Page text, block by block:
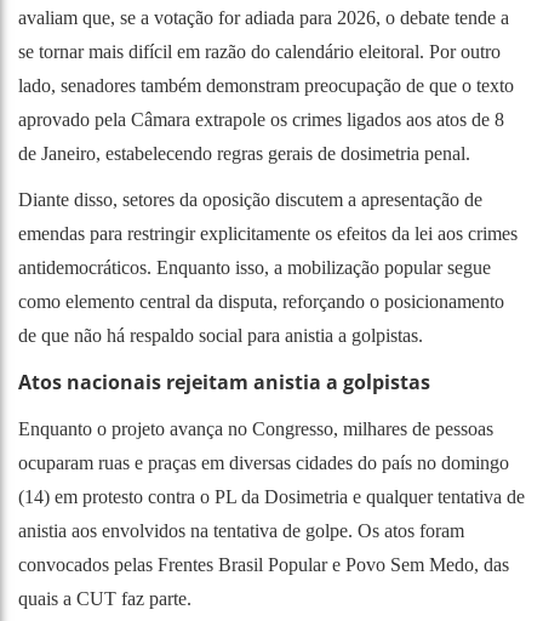
avaliam que, se a votação for adiada para 2026, o debate tende a
se tornar mais difícil em razão do calendário eleitoral. Por outro
lado, senadores também demonstram preocupação de que o texto
aprovado pela Câmara extrapole os crimes ligados aos atos de 8
de Janeiro, estabelecendo regras gerais de dosimetria penal.
Diante disso, setores da oposição discutem a apresentação de
emendas para restringir explicitamente os efeitos da lei aos crimes
antidemocráticos. Enquanto isso, a mobilização popular segue
como elemento central da disputa, reforçando o posicionamento
de que não há respaldo social para anistia a golpistas.
Atos nacionais rejeitam anistia a golpistas
Enquanto o projeto avança no Congresso, milhares de pessoas
ocuparam ruas e praças em diversas cidades do país no domingo
(14) em protesto contra o PL da Dosimetria e qualquer tentativa de
anistia aos envolvidos na tentativa de golpe. Os atos foram
convocados pelas Frentes Brasil Popular e Povo Sem Medo, das
quais a CUT faz parte.